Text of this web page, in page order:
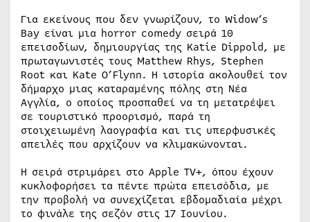
Για εκείνους που δεν γνωρίζουν, το Widow’s
Bay είναι μια horror comedy σειρά 10
επεισοδίων, δημιουργίας της Katie Dippold, με
πρωταγωνιστές τους Matthew Rhys, Stephen
Root και Kate O’Flynn. Η ιστορία ακολουθεί τον
δήμαρχο μιας καταραμένης πόλης στη Νέα
Αγγλία, ο οποίος προσπαθεί να τη μετατρέψει
σε τουριστικό προορισμό, παρά τη
στοιχειωμένη λαογραφία και τις υπερφυσικές
απειλές που αρχίζουν να κλιμακώνονται.
Η σειρά στριμάρει στο Apple TV+, όπου έχουν
κυκλοφορήσει τα πέντε πρώτα επεισόδια, με
την προβολή να συνεχίζεται εβδομαδιαία μέχρι
το φινάλε της σεζόν στις 17 Ιουνίου.